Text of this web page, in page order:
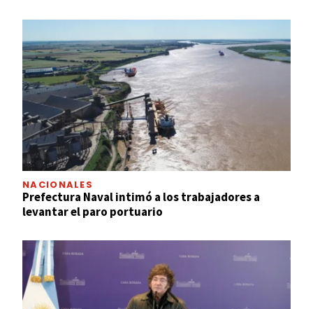
NACIONALES
Prefectura Naval intimó a los trabajadores a
levantar el paro portuario